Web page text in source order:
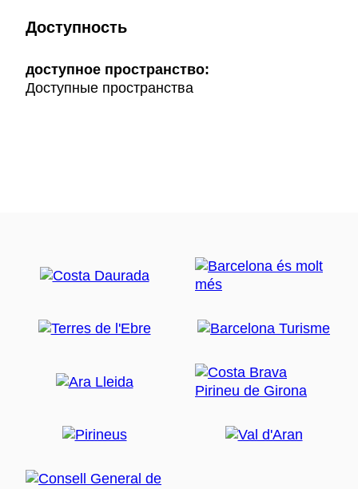
Доступность
доступное пространство:
Доступные пространства